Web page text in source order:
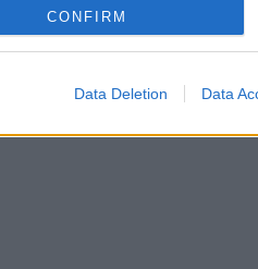
CONFIRM
Data Deletion Data